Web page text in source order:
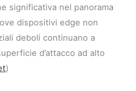
significativa nel panorama
dispositivi edge non
deboli continuano a
d’attacco ad alto
)